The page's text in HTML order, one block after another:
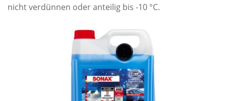
nicht verdünnen oder anteilig bis -10 °C.